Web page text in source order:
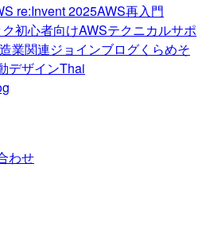
re:Invent 2025AWS再入門
初心者向けAWSテクニカルサポ
業関連ジョインブログくらめそ
デザインThai
わせ